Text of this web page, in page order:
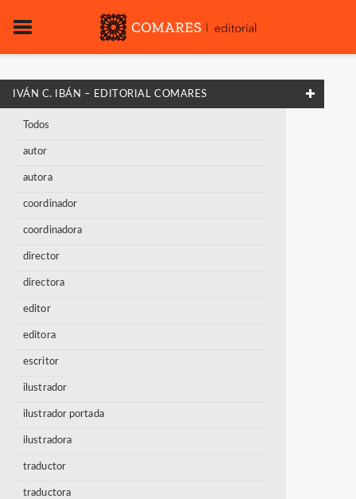
IVÁN C. IBÁN – EDITORIAL COMARES
Todos
autor
autora
coordinador
coordinadora
director
directora
editor
editora
escritor
ilustrador
ilustrador portada
ilustradora
traductor
traductora